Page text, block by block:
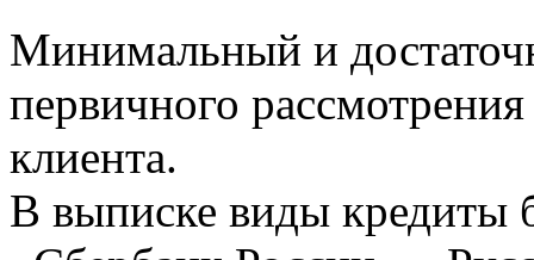
Минимальный и
первичного
клиента.
В выписке виды кредиты